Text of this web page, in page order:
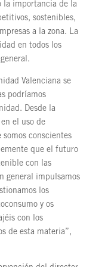
la importancia de la
sostenibles,
a la zona. La
en todos los
Valenciana se
podríamos
Desde la
el uso de
somos conscientes
que el futuro
con las
general impulsamos
los
y os
con los
de esta materia”,